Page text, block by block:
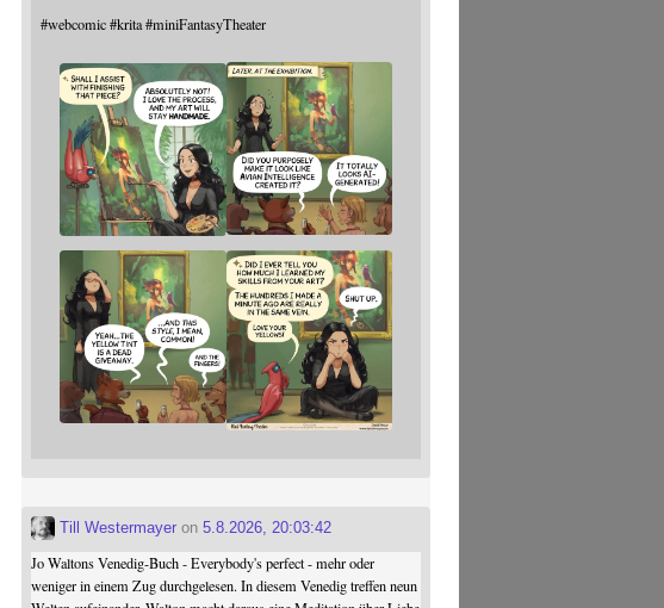
#webcomic #krita #miniFantasyTheater
Till Westermayer on5.8.2026, 20:03:42
Jo Waltons Venedig-Buch - Everybody's perfect - mehr oder
weniger in einem Zug durchgelesen. In diesem Venedig treffen neun